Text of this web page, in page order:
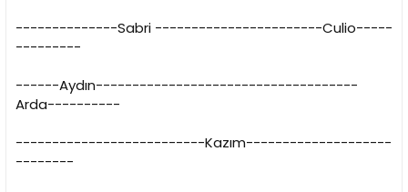
--------------Sabri -----------------------Culio-----
---------
------Aydın------------------------------------
Arda----------
--------------------------Kazım--------------------
--------